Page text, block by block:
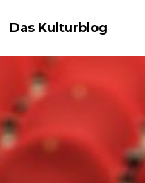
Das Kulturblog